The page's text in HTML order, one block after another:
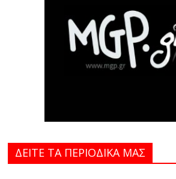
ΔΕΙΤΕ ΤΑ ΠΕΡΙΟΔΙΚΑ MAΣ